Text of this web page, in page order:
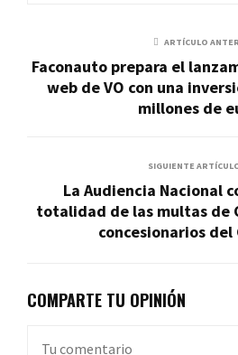
ARTÍCULO
Faconauto prepara el
web de VO con una
millones de
SIGUIENTE
La Audiencia Nacional
totalidad de las multas de
concesionarios del
COMPARTE TU OPINIÓN